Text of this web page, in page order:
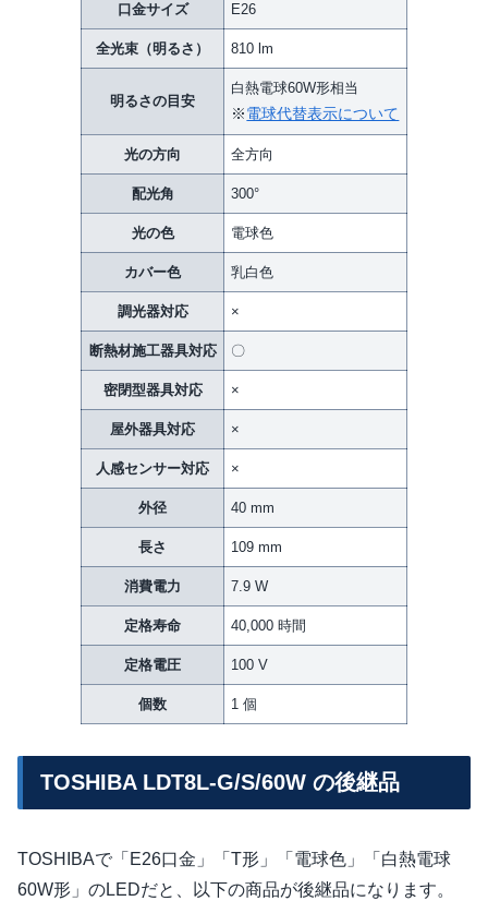
口金サイズ E26
全光束（明るさ） 810 lm
明るさの目安
白熱電球60W形相当
※電球代替表示について
光の方向 全方向
配光角 300°
光の色 電球色
カバー色 乳白色
調光器対応 ×
断熱材施工器具対応 〇
密閉型器具対応 ×
屋外器具対応 ×
人感センサー対応 ×
外径 40 mm
長さ 109 mm
消費電力 7.9 W
定格寿命 40,000 時間
定格電圧 100 V
個数 1 個
TOSHIBA LDT8L-G/S/60W の後継品
TOSHIBAで「E26口金」「T形」「電球色」「白熱電球
60W形」のLEDだと、以下の商品が後継品になります。